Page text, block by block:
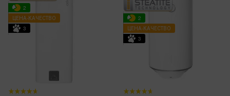
2
ЦЕНА-КАЧЕСТВО
3
2
ЦЕНА-КАЧЕСТВО
3